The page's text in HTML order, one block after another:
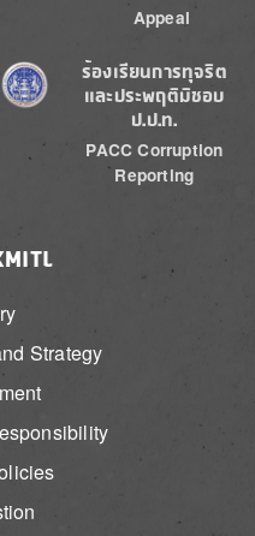
Appeal
Image
ร้องเรียนการทุจริต
และประพฤติมิชอบ
ป.ป.ท.
PACC Corruption
Reporting
Strategy